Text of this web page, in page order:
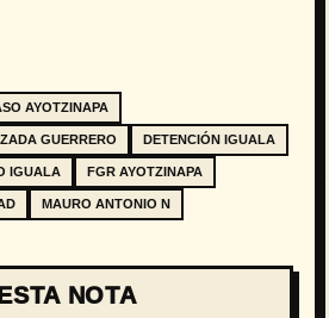
AYOTZINAPA
GUERRERO DETENCIÓN IGUALA
IGUALA FGR AYOTZINAPA
MAURO ANTONIO N
NOTA